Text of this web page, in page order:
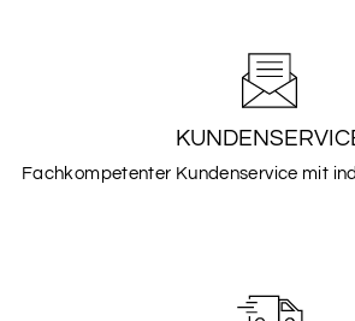
Fachkompetenter Kundenservice mit